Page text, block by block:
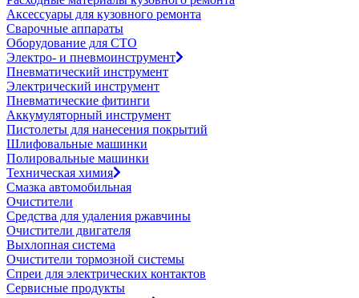
Аксессуары для кузовного ремонта
Сварочные аппараты
Оборудование для СТО
Электро- и пневмоинструмент
Пневматический инструмент
Электрический инструмент
Пневматические фитинги
Аккумуляторный инструмент
Пистолеты для нанесения покрытий
Шлифовальные машинки
Полировальные машинки
Техническая химия
Смазка автомобильная
Очистители
Средства для удаления ржавчины
Очистители двигателя
Выхлопная система
Очистители тормозной системы
Спреи для электрических контактов
Сервисные продукты